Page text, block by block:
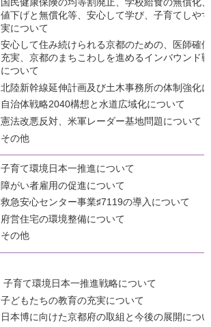
値下げと無償化等、安心して学び、子育てしや
実について
安心して住み続けられる京都のための、医師確
充実、京都のまちこわしを進めるインバウンド
について
北陸新幹線延伸計画及び土木事務所の体制強化
自治体戦略2040構想と水道広域化について
憲法改悪反対、米軍レーダー基地問題について
その他
子育て環境日本一推進について
障がい者雇用の促進について
救急安心センター事業♯7119の導入について
府営住宅の環境整備について
その他
子育て環境日本一推進戦略について
子どもたちの教育の充実について
日本博に向けた京都府の取組と今後の展開につ